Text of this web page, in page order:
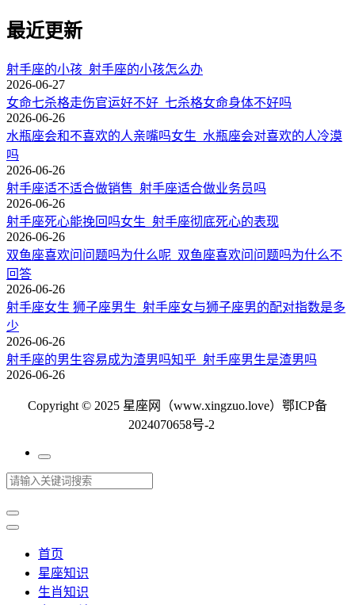
最近更新
射手座的小孩_射手座的小孩怎么办
2026-06-27
女命七杀格走伤官运好不好_七杀格女命身体不好吗
2026-06-26
水瓶座会和不喜欢的人亲嘴吗女生_水瓶座会对喜欢的人冷漠
吗
2026-06-26
射手座适不适合做销售_射手座适合做业务员吗
2026-06-26
射手座死心能挽回吗女生_射手座彻底死心的表现
2026-06-26
双鱼座喜欢问问题吗为什么呢_双鱼座喜欢问问题吗为什么不
回答
2026-06-26
射手座女生 狮子座男生_射手座女与狮子座男的配对指数是多
少
2026-06-26
射手座的男生容易成为渣男吗知乎_射手座男生是渣男吗
2026-06-26
Copyright © 2025 星座网（www.xingzuo.love） 鄂ICP备
2024070658号-2
首页
星座知识
生肖知识